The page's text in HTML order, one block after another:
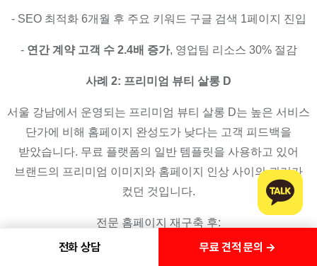
- SEO 최적화 6개월 후 주요 키워드 구글 검색 1페이지 진입
- 연간 계약 고객 수 2.4배 증가, 영업팀 리소스 30% 절감
사례 2: 프리미엄 뷰티 살롱 D
서울 강남에서 운영되는 프리미엄 뷰티 살롱 D는 높은 서비스
단가에 비해 홈페이지 완성도가 낮다는 고객 피드백을
받았습니다. 무료 플랫폼의 일반 템플릿을 사용하고 있어
브랜드의 프리미엄 이미지와 홈페이지 인상 사이의 괴리가
컸던 것입니다.
전문 홈페이지 재구축 후:
전화 상담 무료 견적 문의 →